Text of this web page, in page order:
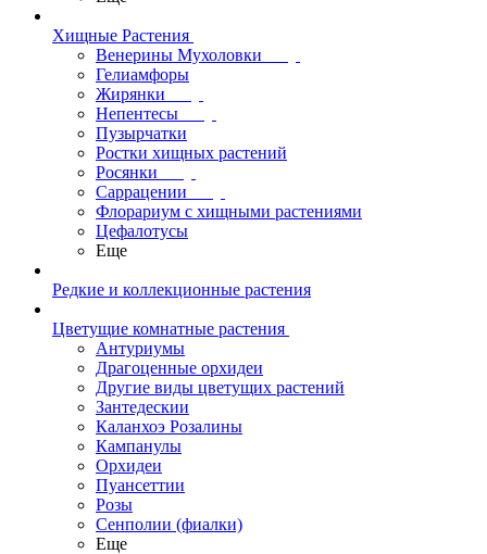
Хищные Растения
Венерины Мухоловки
Гелиамфоры
Жирянки
Непентесы
Пузырчатки
Ростки хищных растений
Росянки
Саррацении
Флорариум с хищными растениями
Цефалотусы
Еще
Редкие и коллекционные растения
Цветущие комнатные растения
Антуриумы
Драгоценные орхидеи
Другие виды цветущих растений
Зантедескии
Каланхоэ Розалины
Кампанулы
Орхидеи
Пуансеттии
Розы
Сенполии (фиалки)
Еще